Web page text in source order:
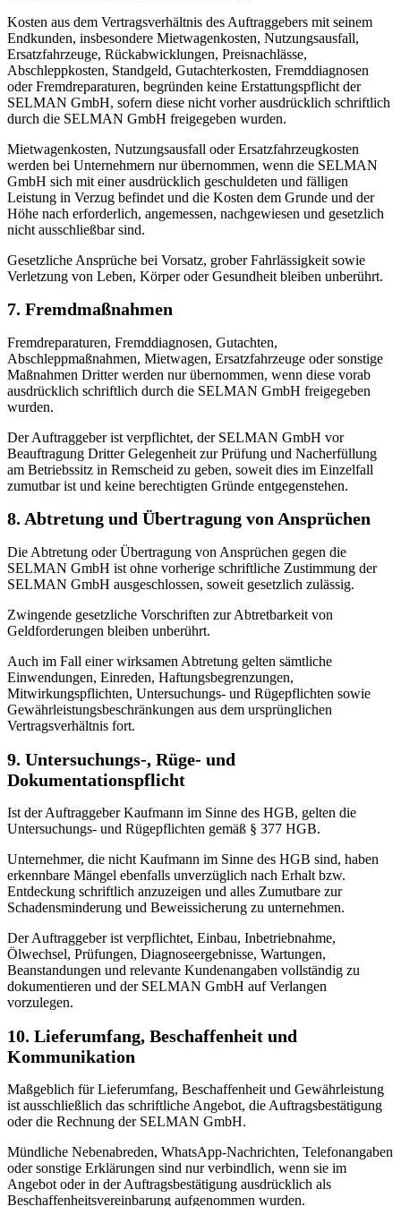
Kosten aus dem Vertragsverhältnis des Auftraggebers mit seinem
Endkunden, insbesondere Mietwagenkosten, Nutzungsausfall,
Ersatzfahrzeuge, Rückabwicklungen, Preisnachlässe,
Abschleppkosten, Standgeld, Gutachterkosten, Fremddiagnosen
oder Fremdreparaturen, begründen keine Erstattungspflicht der
SELMAN GmbH, sofern diese nicht vorher ausdrücklich schriftlich
durch die SELMAN GmbH freigegeben wurden.
Mietwagenkosten, Nutzungsausfall oder Ersatzfahrzeugkosten
werden bei Unternehmern nur übernommen, wenn die SELMAN
GmbH sich mit einer ausdrücklich geschuldeten und fälligen
Leistung in Verzug befindet und die Kosten dem Grunde und der
Höhe nach erforderlich, angemessen, nachgewiesen und gesetzlich
nicht ausschließbar sind.
Gesetzliche Ansprüche bei Vorsatz, grober Fahrlässigkeit sowie
Verletzung von Leben, Körper oder Gesundheit bleiben unberührt.
7. Fremdmaßnahmen
Fremdreparaturen, Fremddiagnosen, Gutachten,
Abschleppmaßnahmen, Mietwagen, Ersatzfahrzeuge oder sonstige
Maßnahmen Dritter werden nur übernommen, wenn diese vorab
ausdrücklich schriftlich durch die SELMAN GmbH freigegeben
wurden.
Der Auftraggeber ist verpflichtet, der SELMAN GmbH vor
Beauftragung Dritter Gelegenheit zur Prüfung und Nacherfüllung
am Betriebssitz in Remscheid zu geben, soweit dies im Einzelfall
zumutbar ist und keine berechtigten Gründe entgegenstehen.
8. Abtretung und Übertragung von Ansprüchen
Die Abtretung oder Übertragung von Ansprüchen gegen die
SELMAN GmbH ist ohne vorherige schriftliche Zustimmung der
SELMAN GmbH ausgeschlossen, soweit gesetzlich zulässig.
Zwingende gesetzliche Vorschriften zur Abtretbarkeit von
Geldforderungen bleiben unberührt.
Auch im Fall einer wirksamen Abtretung gelten sämtliche
Einwendungen, Einreden, Haftungsbegrenzungen,
Mitwirkungspflichten, Untersuchungs- und Rügepflichten sowie
Gewährleistungsbeschränkungen aus dem ursprünglichen
Vertragsverhältnis fort.
9. Untersuchungs-, Rüge- und
Dokumentationspflicht
Ist der Auftraggeber Kaufmann im Sinne des HGB, gelten die
Untersuchungs- und Rügepflichten gemäß § 377 HGB.
Unternehmer, die nicht Kaufmann im Sinne des HGB sind, haben
erkennbare Mängel ebenfalls unverzüglich nach Erhalt bzw.
Entdeckung schriftlich anzuzeigen und alles Zumutbare zur
Schadensminderung und Beweissicherung zu unternehmen.
Der Auftraggeber ist verpflichtet, Einbau, Inbetriebnahme,
Ölwechsel, Prüfungen, Diagnoseergebnisse, Wartungen,
Beanstandungen und relevante Kundenangaben vollständig zu
dokumentieren und der SELMAN GmbH auf Verlangen
vorzulegen.
10. Lieferumfang, Beschaffenheit und
Kommunikation
Maßgeblich für Lieferumfang, Beschaffenheit und Gewährleistung
ist ausschließlich das schriftliche Angebot, die Auftragsbestätigung
oder die Rechnung der SELMAN GmbH.
Mündliche Nebenabreden, WhatsApp-Nachrichten, Telefonangaben
oder sonstige Erklärungen sind nur verbindlich, wenn sie im
Angebot oder in der Auftragsbestätigung ausdrücklich als
Beschaffenheitsvereinbarung aufgenommen wurden.